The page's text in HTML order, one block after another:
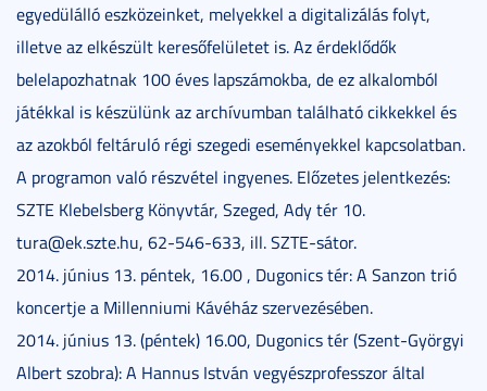
egyedülálló eszközeinket, melyekkel a digitalizálás folyt,
illetve az elkészült keresőfelületet is. Az érdeklődők
belelapozhatnak 100 éves lapszámokba, de ez alkalomból
játékkal is készülünk az archívumban található cikkekkel és
az azokból feltáruló régi szegedi eseményekkel kapcsolatban.
A programon való részvétel ingyenes. Előzetes jelentkezés:
SZTE Klebelsberg Könyvtár, Szeged, Ady tér 10.
tura@ek.szte.hu, 62-546-633, ill. SZTE-sátor.
2014. június 13. péntek, 16.00 , Dugonics tér: A Sanzon trió
koncertje a Millenniumi Kávéház szervezésében.
2014. június 13. (péntek) 16.00, Dugonics tér (Szent-Györgyi
Albert szobra): A Hannus István vegyészprofesszor által